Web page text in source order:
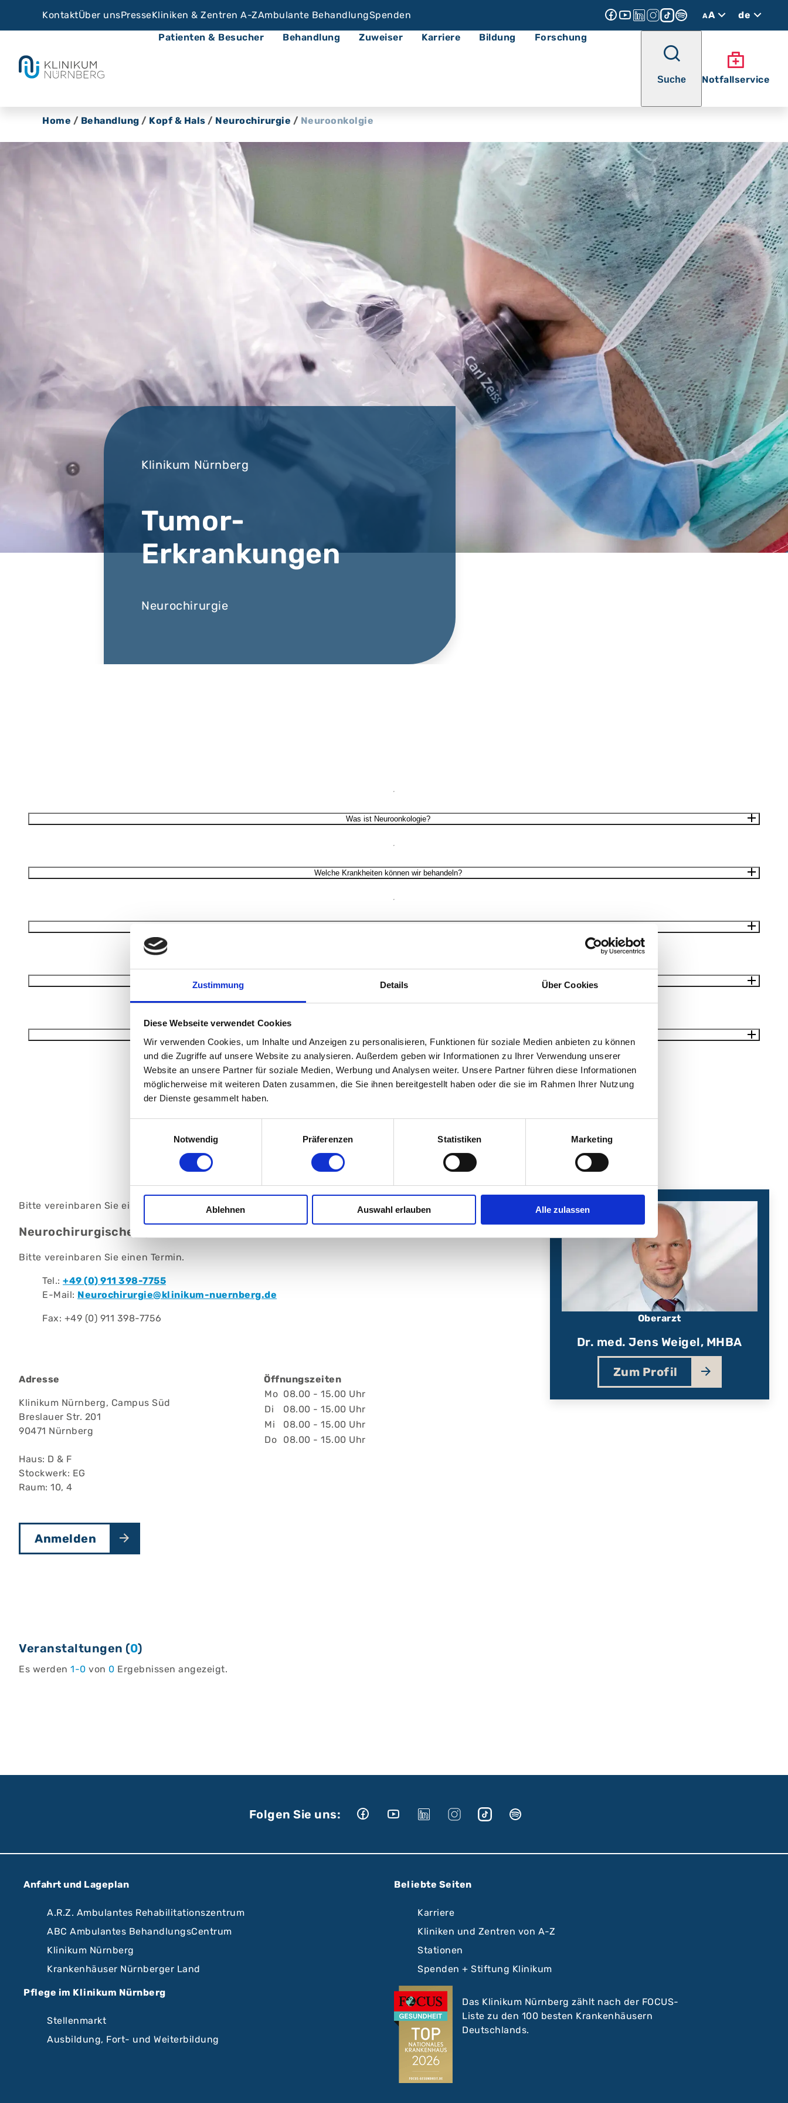
Zustimmung Details Über Cookies
Diese Webseite verwendet Cookies
Wir verwenden Cookies, um Inhalte und Anzeigen zu personalisieren, Funktionen für soziale Medien anbieten zu können
und die Zugriffe auf unsere Website zu analysieren. Außerdem geben wir Informationen zu Ihrer Verwendung unserer
Website an unsere Partner für soziale Medien, Werbung und Analysen weiter. Unsere Partner führen diese Informationen
möglicherweise mit weiteren Daten zusammen, die Sie ihnen bereitgestellt haben oder die sie im Rahmen Ihrer Nutzung
der Dienste gesammelt haben.
Notwendig
Präferenzen Statistiken Marketing
Ablehnen Auswahl erlauben Alle zulassen
KontaktÜber unsPresseKliniken & Zentren A-ZAmbulante BehandlungSpenden AA
de
Patienten & Besucher
Behandlung Zuweiser Karriere Bildung Forschung
Suche Notfallservice
Home / Behandlung / Kopf & Hals / Neurochirurgie / Neuroonkolgie
Klinikum Nürnberg
Tumor-
Erkrankungen
Neurochirurgie
Was ist Neuroonkologie?
Welche Krankheiten können wir behandeln?
Was ist danach wichtig?
Bitte vereinbaren Sie einen Termin.
Neurochirurgische Sprechstunde am ABC Süd
Bitte vereinbaren Sie einen Termin.
Tel.: +49 (0) 911 398-7755
E-Mail: Neurochirurgie@klinikum-nuernberg.de
Fax: +49 (0) 911 398-7756
Öffnungszeiten
Mo 08.00 - 15.00 Uhr
Di
08.00 - 15.00 Uhr
Mi
08.00 - 15.00 Uhr
Do
08.00 - 15.00 Uhr
Adresse
Klinikum Nürnberg, Campus Süd
Breslauer Str. 201
90471 Nürnberg
Haus: D & F
Stockwerk: EG
Raum: 10, 4
Anmelden
Oberarzt
Dr. med. Jens Weigel, MHBA
Zum Profil
Veranstaltungen (0)
Es werden 1-0 von 0 Ergebnissen angezeigt.
Folgen Sie uns:
Anfahrt und Lageplan
A.R.Z. Ambulantes Rehabilitationszentrum
ABC Ambulantes BehandlungsCentrum
Klinikum Nürnberg
Krankenhäuser Nürnberger Land
Beliebte Seiten
Karriere
Kliniken und Zentren von A-Z
Stationen
Spenden + Stiftung Klinikum
Pflege im Klinikum Nürnberg
Stellenmarkt
Ausbildung, Fort- und Weiterbildung
Das Klinikum Nürnberg zählt nach der FOCUS-
Liste zu den 100 besten Krankenhäusern
Deutschlands.